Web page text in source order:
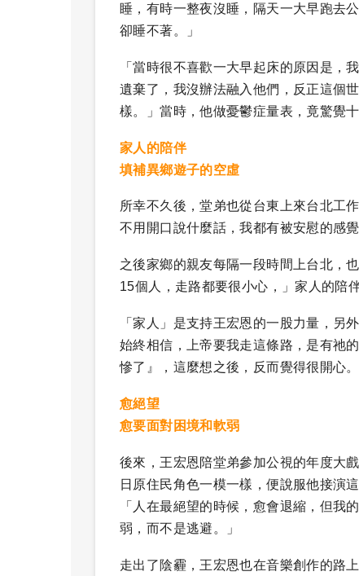
睡，有時一整夜沒睡，隔天一大早跑去
卻睡不著。」
「當時很不喜歡一大早起床的原因是，
遺棄了，我沒辦法融入他們，反正這個
樣。」當時，他做憂鬱症量表，竟驚覺
家人的陪伴
填補異鄉遊子的空虛
所幸不久後，堂弟也從台東上來台北工
不用開口說什麼話，我都有被安慰的感覺
之後家鄉的親友每隔一段時間上台北，
15個人，走路都要很小心，」家人的陪
「家人」是支持王宏恩的一股力量，另
始終相信，上帝要我走這條路，是有祂
慘了』，這麼想之後，反而覺得很開心。
愈絕望
愈要面對困境和軟弱
後來，王宏恩陪堂弟參加公視的年度大
日原住民角色一模一樣，便說服他接演
「人在最絕望的時候，愈會退縮，但我
弱，而不是逃避。」
走出了陰霾，王宏恩也在音樂創作的路